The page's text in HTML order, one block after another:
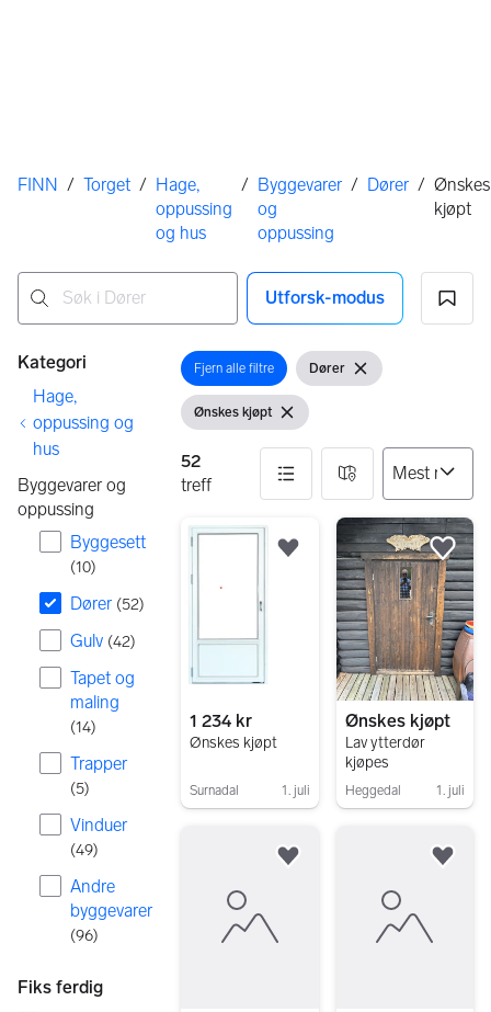
Her er du
FINN / Torget / Hage,
oppussing
og hus
/ Byggevarer
og
oppussing
/ Dører / Ønskes
kjøpt
Utforsk-modus
Filtre
Kategori
Hage,
oppussing og
hus
Byggevarer og
oppussing
Byggesett
(10)
Dører (52)
Gulv (42)
Tapet og
maling
(14)
Trapper
(5)
Vinduer
(49)
Andre
byggevarer
(96)
Fiks ferdig
Åpne filter
Fjern alle filtre Vis filter
Dører Fjern filter
Vis filter
Ønskes kjøpt Fjern filter
52
treff
52 resultater
1 234 kr
Ønskes kjøpt
Surnadal 1. juli
Legg til som favoritt.
Ønskes kjøpt
Lav ytterdør
kjøpes
Heggedal 1. juli
Legg til som favoritt.